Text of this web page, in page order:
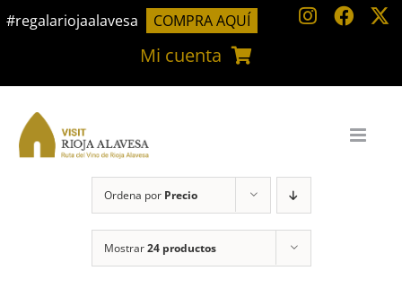
Saltar
#regalariojaalavesa COMPRA AQUÍ
Mi cuenta
Ordena por Precio
Mostrar24 productos